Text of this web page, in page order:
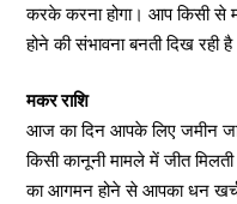
करके करना होगा। आप किसी से
होने की संभावना बनती दिख रही
मकर राशि
आज का दिन आपके लिए जमीन
किसी कानूनी मामले में जीत
का आगमन होने से आपका धन खर्च